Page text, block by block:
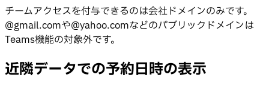
チームアクセスを付与できるのは会社ドメインのみです。
@gmail.comや@yahoo.comなどのパブリックドメインは
Teams機能の対象外です。
近隣データでの予約日時の表示